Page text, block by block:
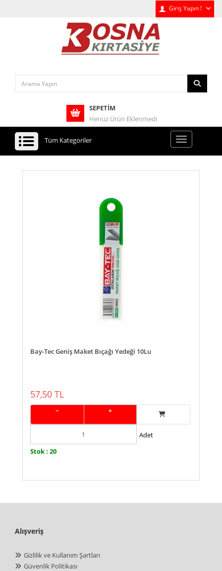
Giriş Yapın !
SEPETIM
Henüz Ürün Eklenmedi
Tüm Kategoriler
Bay-Tec Geniş Maket Bıçağı Yedeği 10Lu
57,50 TL
− +
Adet
Stok : 20
Alışveriş
Gizlilik ve Kullanım Şartları
Güvenlik Politikası